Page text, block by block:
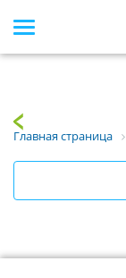
Array
Главная страница